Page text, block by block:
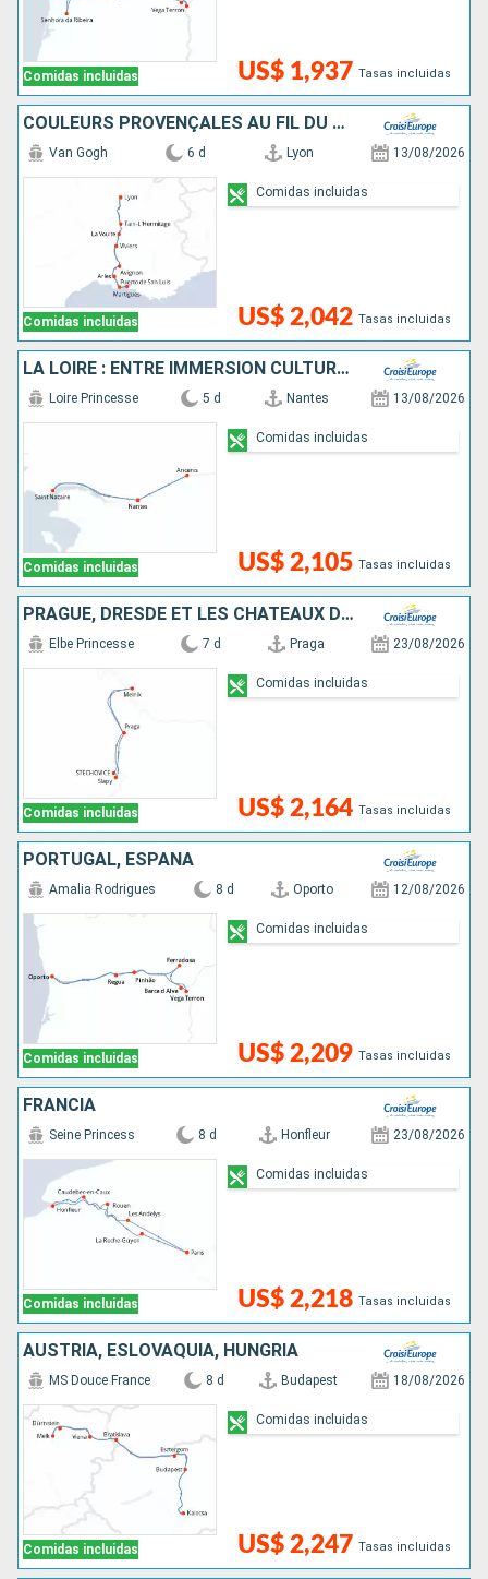
Comidas incluidas US$ 1,937 Tasas incluidas
COULEURS PROVENÇALES AU FIL DU RHÔNE
Comidas incluidas
Van Gogh 6 d Lyon 13/08/2026
US$ 2,042 Tasas incluidas
Comidas incluidas
LA LOIRE : ENTRE IMMERSION CULTURELLE, FOLKLORE TRADITIONNEL ET SAVEURS LOCALES
Comidas incluidas
Loire Princesse 5 d Nantes 13/08/2026
US$ 2,105 Tasas incluidas
Comidas incluidas
PRAGUE, DRESDE ET LES CHÂTEAUX DE BOHÊME, CROISIÈRE INÉDITE SUR L'ELBE ET LA MOLDAU SAUVAGE
Comidas incluidas
Elbe Princesse 7 d Praga 23/08/2026
US$ 2,164 Tasas incluidas
Comidas incluidas
PORTUGAL, ESPAÑA
Comidas incluidas
Amalia Rodrigues 8 d Oporto 12/08/2026
US$ 2,209 Tasas incluidas
Comidas incluidas
FRANCIA
Comidas incluidas
Seine Princess 8 d Honfleur 23/08/2026
US$ 2,218 Tasas incluidas
Comidas incluidas
AUSTRIA, ESLOVAQUIA, HUNGRÍA
Comidas incluidas
MS Douce France 8 d Budapest 18/08/2026
US$ 2,247 Tasas incluidas
Comidas incluidas